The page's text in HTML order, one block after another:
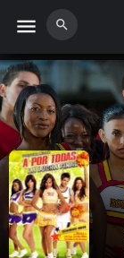
menu search